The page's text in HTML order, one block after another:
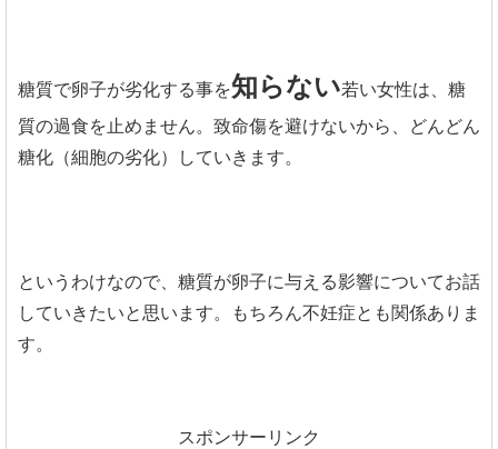
糖質で卵子が劣化する事を知らない若い女性は、糖
質の過食を止めません。致命傷を避けないから、どんどん
糖化（細胞の劣化）していきます。
というわけなので、糖質が卵子に与える影響についてお話
していきたいと思います。もちろん不妊症とも関係ありま
す。
スポンサーリンク